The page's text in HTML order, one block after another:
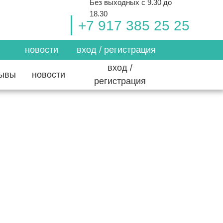
Без выходных с 9.30 до
18.30
+7 917 385 25 25
новости вход / регистрация
новости
вход /
регистрация